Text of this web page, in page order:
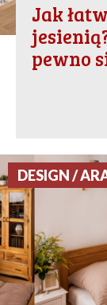
Jak
pewno
DESIGN /